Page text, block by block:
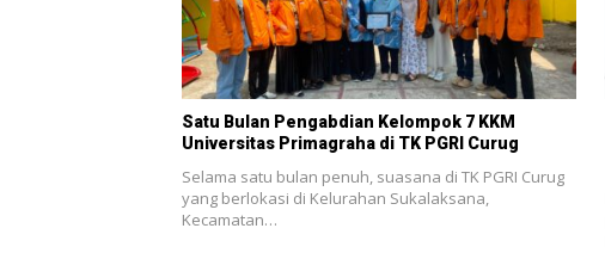
Satu Bulan Pengabdian Kelompok 7 KKM
Universitas Primagraha di TK PGRI Curug
Selama satu bulan penuh, suasana di TK PGRI Curug
yang berlokasi di Kelurahan Sukalaksana,
Kecamatan…